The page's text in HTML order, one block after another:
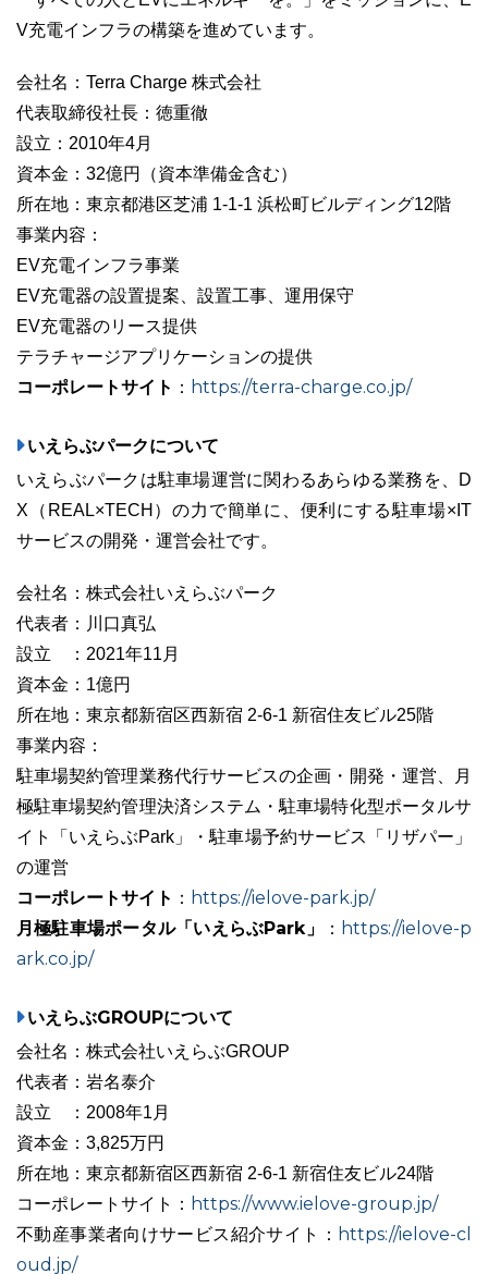
V充電インフラの構築を進めています。
会社名：Terra Charge 株式会社
代表取締役社長：徳重徹
設立：2010年4月
資本金：32億円（資本準備金含む）
所在地：東京都港区芝浦 1-1-1 浜松町ビルディング12階
事業内容：
EV充電インフラ事業
EV充電器の設置提案、設置工事、運用保守
EV充電器のリース提供
テラチャージアプリケーションの提供
コーポレートサイト ： https://terra-charge.co.jp/
いえらぶパークについて
いえらぶパークは駐車場運営に関わるあらゆる業務を、D
X（REAL×TECH）の力で簡単に、便利にする駐車場×IT
サービスの開発・運営会社です。
会社名：株式会社いえらぶパーク
代表者：川口真弘
設立 ：2021年11月
資本金：1億円
所在地：東京都新宿区西新宿 2-6-1 新宿住友ビル25階
事業内容：
駐車場契約管理業務代行サービスの企画・開発・運営、月
極駐車場契約管理決済システム・駐車場特化型ポータルサ
イト「いえらぶPark」・駐車場予約サービス「リザパー」
の運営
コーポレートサイト ： https://ielove-park.jp/
月極駐車場ポータル「いえらぶPark」
： https://ielove-p
ark.co.jp/
いえらぶGROUPについて
会社名：株式会社いえらぶGROUP
代表者：岩名泰介
設立 ：2008年1月
資本金：3,825万円
所在地：東京都新宿区西新宿 2-6-1 新宿住友ビル24階
コーポレートサイト： https://www.ielove-group.jp/
不動産事業者向けサービス紹介サイト： https://ielove-cl
oud.jp/